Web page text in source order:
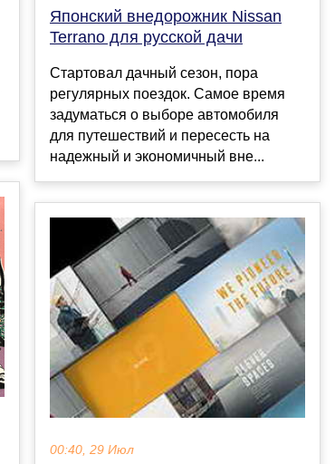
Японский внедорожник Nissan
Terrano для русской дачи
Стартовал дачный сезон, пора
регулярных поездок. Самое время
задуматься о выборе автомобиля
для путешествий и пересесть на
надежный и экономичный вне...
00:40, 29 Июл